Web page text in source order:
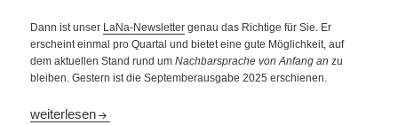
Dann ist unser LaNa-Newsletter genau das Richtige für Sie. Er
erscheint einmal pro Quartal und bietet eine gute Möglichkeit, auf
dem aktuellen Stand rund umNachbarsprache von Anfang an zu
bleiben. Gestern ist die Septemberausgabe 2025 erschienen.
LaNa-Newsletter: Septemberausgabe 2025 ist online
weiterlesen